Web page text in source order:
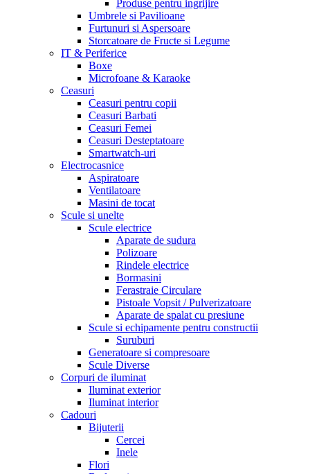
Produse pentru ingrijire
Umbrele si Pavilioane
Furtunuri si Aspersoare
Storcatoare de Fructe si Legume
IT & Periferice
Boxe
Microfoane & Karaoke
Ceasuri
Ceasuri pentru copii
Ceasuri Barbati
Ceasuri Femei
Ceasuri Desteptatoare
Smartwatch-uri
Electrocasnice
Aspiratoare
Ventilatoare
Masini de tocat
Scule si unelte
Scule electrice
Aparate de sudura
Polizoare
Rindele electrice
Bormasini
Ferastraie Circulare
Pistoale Vopsit / Pulverizatoare
Aparate de spalat cu presiune
Scule si echipamente pentru constructii
Suruburi
Generatoare si compresoare
Scule Diverse
Corpuri de iluminat
Iluminat exterior
Iluminat interior
Cadouri
Bijuterii
Cercei
Inele
Flori